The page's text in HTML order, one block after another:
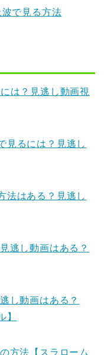
で見る方法
は？見逃し動画視
見るには？見逃し
法はある？見逃し
逃し動画はある？
し動画はある？
】
方法【スラローム